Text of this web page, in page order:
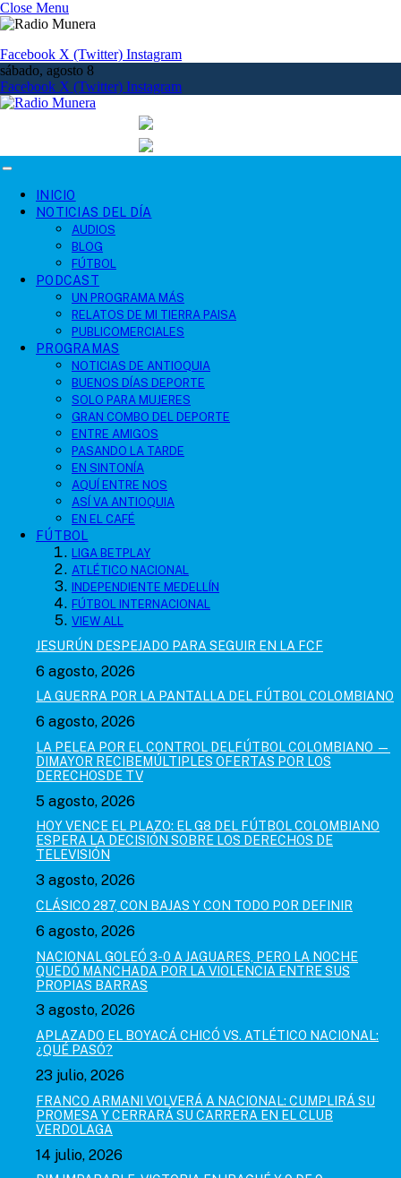
Close Menu
Facebook X (Twitter) Instagram
sábado, agosto 8
Facebook X (Twitter) Instagram
INICIO
NOTICIAS DEL DÍA
AUDIOS
BLOG
FÚTBOL
PODCAST
UN PROGRAMA MÁS
RELATOS DE MI TIERRA PAISA
PUBLICOMERCIALES
PROGRAMAS
NOTICIAS DE ANTIOQUIA
BUENOS DÍAS DEPORTE
SOLO PARA MUJERES
GRAN COMBO DEL DEPORTE
ENTRE AMIGOS
PASANDO LA TARDE
EN SINTONÍA
AQUÍ ENTRE NOS
ASÍ VA ANTIOQUIA
EN EL CAFÉ
FÚTBOL
LIGA BETPLAY
ATLÉTICO NACIONAL
INDEPENDIENTE MEDELLÍN
FÚTBOL INTERNACIONAL
VIEW ALL
JESURÚN DESPEJADO PARA SEGUIR EN LA FCF
6 agosto, 2026
LA GUERRA POR LA PANTALLA DEL FÚTBOL COLOMBIANO
6 agosto, 2026
LA PELEA POR EL CONTROL DELFÚTBOL COLOMBIANO —
DIMAYOR RECIBEMÚLTIPLES OFERTAS POR LOS
DERECHOSDE TV
5 agosto, 2026
HOY VENCE EL PLAZO: EL G8 DEL FÚTBOL COLOMBIANO
ESPERA LA DECISIÓN SOBRE LOS DERECHOS DE
TELEVISIÓN
3 agosto, 2026
CLÁSICO 287, CON BAJAS Y CON TODO POR DEFINIR
6 agosto, 2026
NACIONAL GOLEÓ 3-0 A JAGUARES, PERO LA NOCHE
QUEDÓ MANCHADA POR LA VIOLENCIA ENTRE SUS
PROPIAS BARRAS
3 agosto, 2026
APLAZADO EL BOYACÁ CHICÓ VS. ATLÉTICO NACIONAL:
¿QUÉ PASÓ?
23 julio, 2026
FRANCO ARMANI VOLVERÁ A NACIONAL: CUMPLIRÁ SU
PROMESA Y CERRARÁ SU CARRERA EN EL CLUB
VERDOLAGA
14 julio, 2026